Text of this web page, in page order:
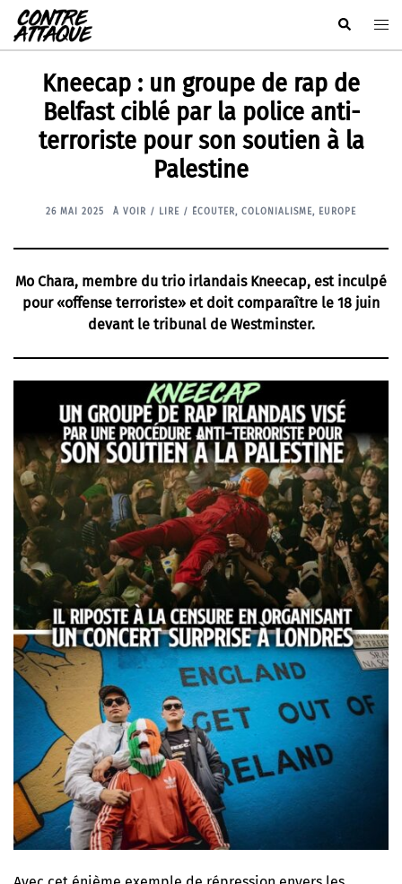
Aller
au
contenu
Rechercher
Kneecap : un groupe de rap de
Belfast ciblé par la police anti-
terroriste pour son soutien à la
Palestine
26 MAI 2025 À VOIR / LIRE / ÉCOUTER, COLONIALISME, EUROPE
Mo Chara, membre du trio irlandais Kneecap, est inculpé
pour «offense terroriste» et doit comparaître le 18 juin
devant le tribunal de Westminster.